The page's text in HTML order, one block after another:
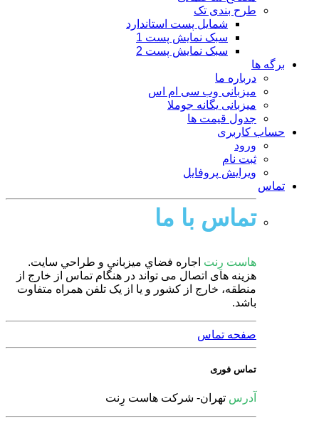
طرح بندی تک
شمایل پست استاندارد
سبک نمایش پست 1
سبک نمایش پست 2
برگه ها
درباره ما
میزبانی وب سی ام اس
میزبانی یگانه جوملا
جدول قیمت ها
حساب کاربری
ورود
ثبت نام
ویرایش پروفایل
تماس
تماس با ما
هاست رِنت اجاره فضاي ميزباني و طراحي سايت.
هزینه های اتصال می تواند در هنگام تماس از خارج از
منطقه، خارج از کشور و یا از یک تلفن همراه متفاوت
باشد.
صفحه تماس
تماس فوری
آدرس تهران- شركت هاست رِنت